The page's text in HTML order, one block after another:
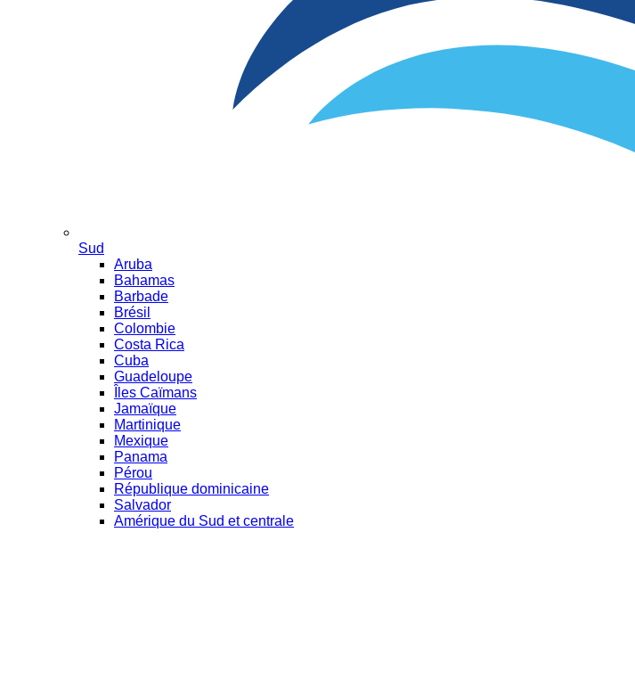
Sud
Aruba
Bahamas
Barbade
Brésil
Colombie
Costa Rica
Cuba
Guadeloupe
Îles Caïmans
Jamaïque
Martinique
Mexique
Panama
Pérou
République dominicaine
Salvador
Amérique du Sud et centrale